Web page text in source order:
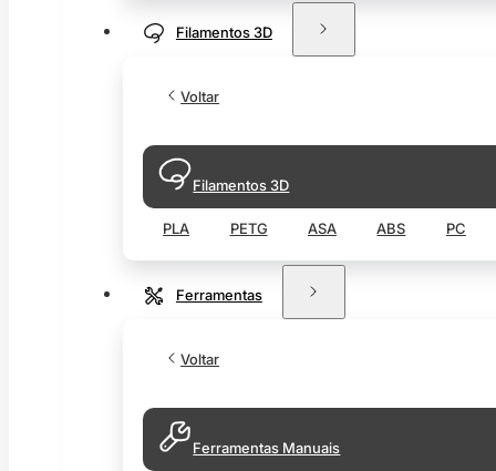
Filamentos 3D
Voltar
Filamentos 3D
PLA PETG ASA ABS PC
Ferramentas
Voltar
Ferramentas Manuais